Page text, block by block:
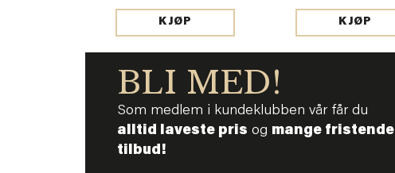
KJØP KJØP
BLI MED!
Som medlem i kundeklubben vår får du
alltid laveste pris og mange fristende
tilbud!